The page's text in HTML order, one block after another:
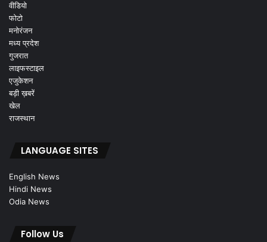
वीडियो
फोटो
मनोरंजन
मध्य प्रदेश
गुजरात
लाइफस्टाइल
एजुकेशन
बड़ी ख़बरें
खेल
राजस्थान
LANGUAGE SITES
English News
Hindi News
Odia News
Follow Us